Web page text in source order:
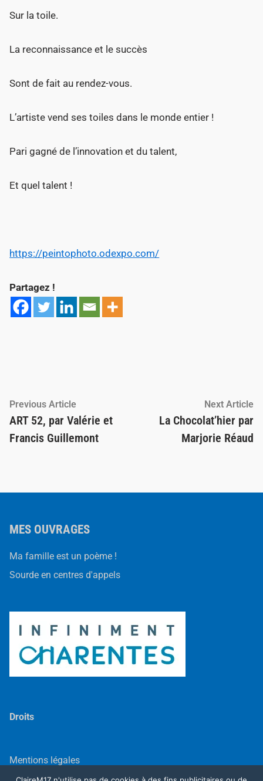
Sur la toile.
La reconnaissance et le succès
Sont de fait au rendez-vous.
L’artiste vend ses toiles dans le monde entier !
Pari gagné de l’innovation et du talent,
Et quel talent !
https://peintophoto.odexpo.com/
Partagez !
Navigation
de
l’article
Previous Article
article:
ART 52, par Valérie et
Francis Guillemont
Next Article
La Chocolat’hier par
Marjorie Réaud
MES OUVRAGES
Ma famille est un poème !
Sourde en centres d'appels
Droits
Mentions légales